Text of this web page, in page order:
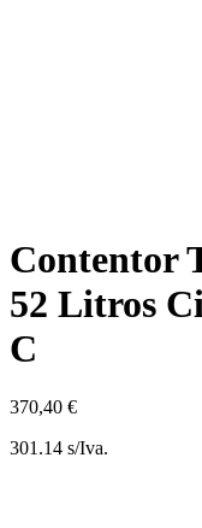
Contentor
52 Litros
C
370,40 €
301.14 s/Iva.